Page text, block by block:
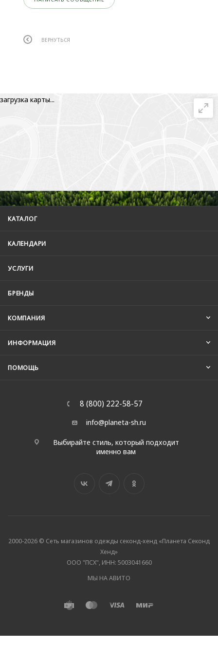
ВЕРНУТЬСЯ
загрузка карты...
КАТАЛОГ
КАЛЕНДАРИ
УСЛУГИ
БРЕНДЫ
КОМПАНИЯ
ИНФОРМАЦИЯ
ПОМОЩЬ
8 (800) 222-58-57
info@planeta-sh.ru
Выбирайте стиль, который подходит
именно вам
2000-2026 © Сеть магазинов одежды секонд-хенд «Планета Секонд
Хенд»
ООО "ПСХ", ИНН: 5003041660
МЫ НА АВИТО